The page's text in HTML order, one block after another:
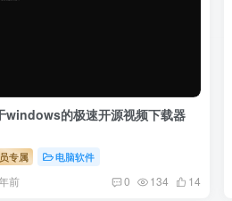
windows的极速开源视频下载器
专属 电脑软件
前 0 134 14